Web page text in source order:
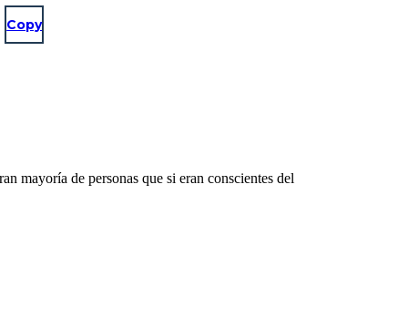
Copy
mayoría de personas que si eran conscientes del